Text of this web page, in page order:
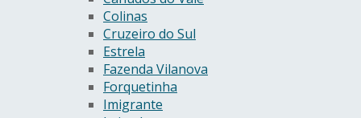
Colinas
Cruzeiro do Sul
Estrela
Fazenda Vilanova
Forquetinha
Imigrante